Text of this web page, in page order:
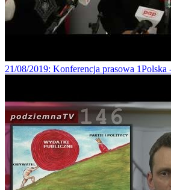
21/08/2019: Konferencja prasowa